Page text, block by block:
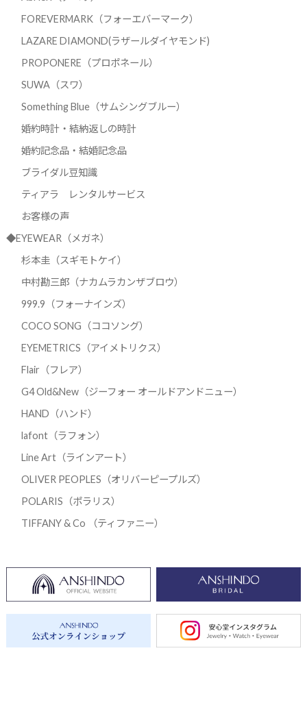
FOREVERMARK（フォーエバーマーク）
LAZARE DIAMOND(ラザールダイヤモンド)
PROPONERE（プロポネール）
SUWA（スワ）
Something Blue（サムシングブルー）
婚約時計・結納返しの時計
婚約記念品・結婚記念品
ブライダル豆知識
ティアラ レンタルサービス
お客様の声
◆EYEWEAR（メガネ）
杉本圭（スギモトケイ）
中村勘三郎（ナカムラカンザブロウ）
999.9（フォーナインズ）
COCO SONG（ココソング）
EYEMETRICS（アイメトリクス）
Flair（フレア）
G4 Old&New（ジーフォー オールドアンドニュー）
HAND（ハンド）
lafont（ラフォン）
Line Art（ラインアート）
OLIVER PEOPLES（オリバーピープルズ）
POLARIS（ポラリス）
TIFFANY & Co （ティファニー）